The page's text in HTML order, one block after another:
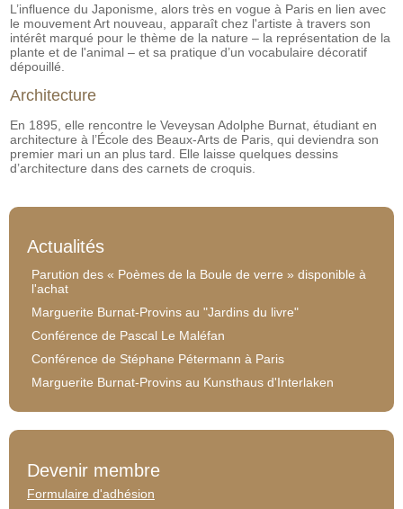
L’influence du Japonisme, alors très en vogue à Paris en lien avec
le mouvement Art nouveau, apparaît chez l'artiste à travers son
intérêt marqué pour le thème de la nature – la représentation de la
plante et de l'animal – et sa pratique d’un vocabulaire décoratif
dépouillé.
Architecture
En 1895, elle rencontre le Veveysan Adolphe Burnat, étudiant en
architecture à l’École des Beaux-Arts de Paris, qui deviendra son
premier mari un an plus tard. Elle laisse quelques dessins
d’architecture dans des carnets de croquis.
Actualités
Parution des « Poèmes de la Boule de verre » disponible à
l'achat
Marguerite Burnat-Provins au "Jardins du livre"
Conférence de Pascal Le Maléfan
Conférence de Stéphane Pétermann à Paris
Marguerite Burnat-Provins au Kunsthaus d'Interlaken
Devenir membre
Formulaire d'adhésion